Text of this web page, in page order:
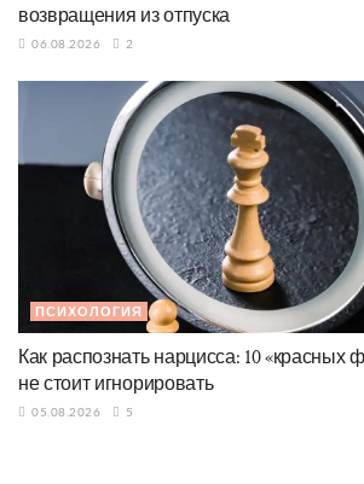
возвращения из отпуска
06.08.2026 2
ПСИХОЛОГИЯ
Как распознать нарцисса: 10 «красных
не стоит игнорировать
05.08.2026 5